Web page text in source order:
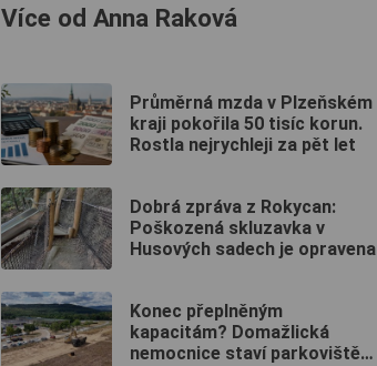
Více od Anna Raková
Průměrná mzda v Plzeňském
kraji pokořila 50 tisíc korun.
Rostla nejrychleji za pět let
Dobrá zpráva z Rokycan:
Poškozená skluzavka v
Husových sadech je opravena
Konec přeplněným
kapacitám? Domažlická
nemocnice staví parkoviště